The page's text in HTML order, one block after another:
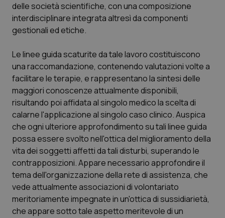
delle società scientifiche, con una composizione
interdisciplinare integrata altresì da componenti
gestionali ed etiche.
Le linee guida scaturite da tale lavoro costituiscono
una raccomandazione, contenendo valutazioni volte a
facilitare le terapie, e rappresentano la sintesi delle
maggiori conoscenze attualmente disponibili,
risultando poi affidata al singolo medico la scelta di
calarne l'applicazione al singolo caso clinico. Auspica
che ogni ulteriore approfondimento su tali linee guida
possa essere svolto nell'ottica del miglioramento della
vita dei soggetti affetti da tali disturbi, superando le
contrapposizioni. Appare necessario approfondire il
tema dell'organizzazione della rete di assistenza, che
vede attualmente associazioni di volontariato
meritoriamente impegnate in un'ottica di sussidiarietà,
che appare sotto tale aspetto meritevole di un